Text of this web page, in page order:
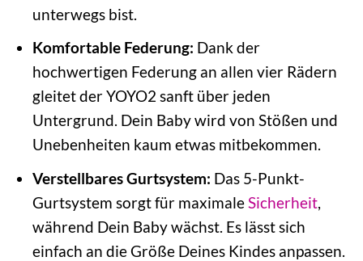
unterwegs bist.
Komfortable Federung: Dank der
hochwertigen Federung an allen vier Rädern
gleitet der YOYO2 sanft über jeden
Untergrund. Dein Baby wird von Stößen und
Unebenheiten kaum etwas mitbekommen.
Verstellbares Gurtsystem: Das 5-Punkt-
Gurtsystem sorgt für maximaleSicherheit,
während Dein Baby wächst. Es lässt sich
einfach an die Größe Deines Kindes anpassen.